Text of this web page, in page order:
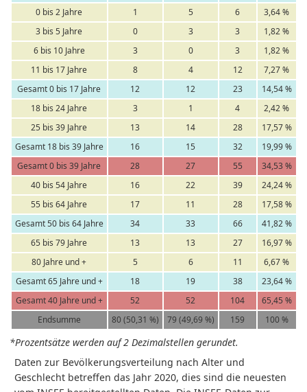
0 bis 2 Jahre
1 5 6
3,64 %
3 bis 5 Jahre
0 3 3
1,82 %
6 bis 10 Jahre
3 0 3
1,82 %
11 bis 17 Jahre
8 4 12
7,27 %
Gesamt 0 bis 17 Jahre
12 12 23
14,54 %
18 bis 24 Jahre
3 1 4
2,42 %
25 bis 39 Jahre
13 14 28
17,57 %
Gesamt 18 bis 39 Jahre
16 15 32
19,99 %
Gesamt 0 bis 39 Jahre
28 27 55
34,53 %
40 bis 54 Jahre
16 22 39
24,24 %
55 bis 64 Jahre
17 11 28
17,58 %
Gesamt 50 bis 64 Jahre
34 33 66
41,82 %
65 bis 79 Jahre
13 13 27
16,97 %
80 Jahre und +
5 6 11
6,67 %
Gesamt 65 Jahre und +
18 19 38
23,64 %
Gesamt 40 Jahre und +
52 52 104
65,45 %
Endsumme
80 (50,31 %) 79 (49,69 %) 159 100 %
*Prozentsätze werden auf 2 Dezimalstellen gerundet.
Daten zur Bevölkerungsverteilung nach Alter und
Geschlecht betreffen das Jahr 2020, dies sind die neuesten